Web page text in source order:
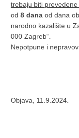
trebaju biti prevedene
od8 dana od dana
narodno kazalište u
000 Zagreb“.
Nepotpune i
Objava, 11.9.2024.